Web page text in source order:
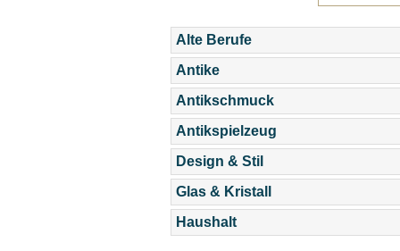
Alte Berufe
Antike
Antikschmuck
Antikspielzeug
Design & Stil
Glas & Kristall
Haushalt